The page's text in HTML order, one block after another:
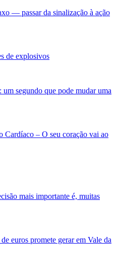
— passar da sinalização à ação
de explosivos
segundo que pode mudar uma
– O seu coração vai ao
mais importante é, muitas
euros promete gerar em Vale da